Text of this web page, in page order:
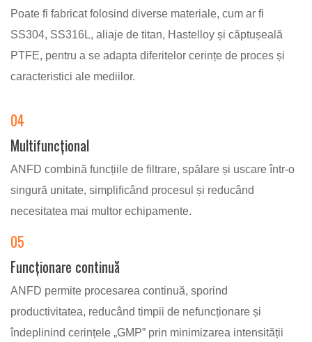
Poate fi fabricat folosind diverse materiale, cum ar fi
SS304, SS316L, aliaje de titan, Hastelloy și căptușeală
PTFE, pentru a se adapta diferitelor cerințe de proces și
caracteristici ale mediilor.
04
Multifuncțional
ANFD combină funcțiile de filtrare, spălare și uscare într-o
singură unitate, simplificând procesul și reducând
necesitatea mai multor echipamente.
05
Funcționare continuă
ANFD permite procesarea continuă, sporind
productivitatea, reducând timpii de nefuncționare și
îndeplinind cerințele „GMP” prin minimizarea intensității